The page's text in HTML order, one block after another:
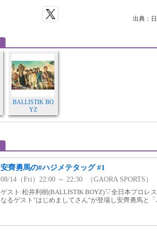
出典：
BALLISTIK BO
YZ
安齊勇馬の#ハジメテタッグ #1
08/14（Fri）22:00 ～ 22:30 （GAORA SPORTS）
ゲスト:松井利樹(BALLISTIK BOYZ)▽全日本プロレ
なるゲスト"はじめましてさん"が登場し安齊勇馬と